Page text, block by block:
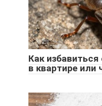
Как
в квартире или